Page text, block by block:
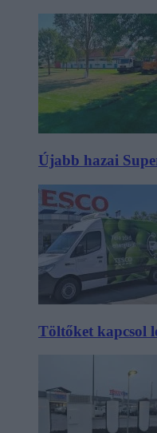
Újabb hazai
Töltőket kapcsol